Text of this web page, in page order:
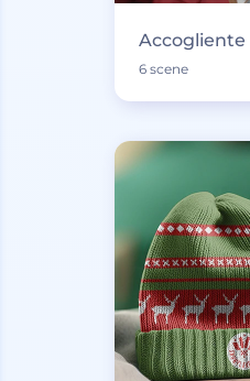
Accogliente
6 scene